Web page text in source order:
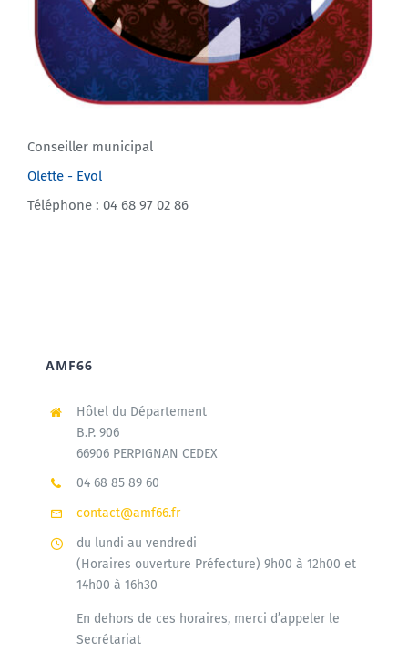
Conseiller municipal
Olette - Evol
Téléphone : 04 68 97 02 86
AMF66
Hôtel du Département
B.P. 906
66906 PERPIGNAN CEDEX
04 68 85 89 60
contact@amf66.fr
du lundi au vendredi
(Horaires ouverture Préfecture) 9h00 à 12h00 et
14h00 à 16h30
En dehors de ces horaires, merci d’appeler le
Secrétariat